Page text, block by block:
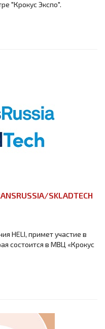
"Крокус Экспо".
SKLADTECH
HELI, примет участие в
состоится в МВЦ «Крокус